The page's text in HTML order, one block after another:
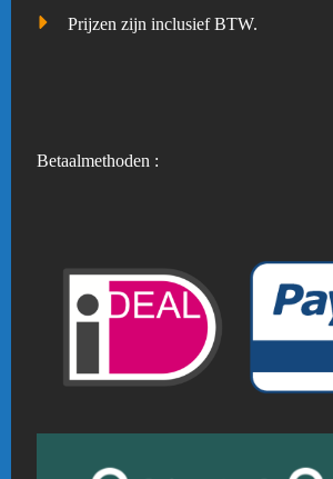
Prijzen zijn inclusief BTW.
Betaalmethoden :